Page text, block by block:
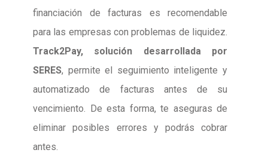
financiación de facturas es recomendable
para las empresas con problemas de liquidez.
Track2Pay, solución desarrollada por
SERES, permite el seguimiento inteligente y
automatizado de facturas antes de su
vencimiento. De esta forma, te aseguras de
eliminar posibles errores y podrás cobrar
antes.